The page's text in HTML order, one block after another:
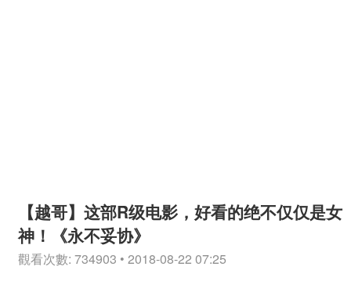
【越哥】这部R级电影，好看的绝不仅仅是女
神！《永不妥协》
觀看次數: 734903 • 2018-08-22 07:25